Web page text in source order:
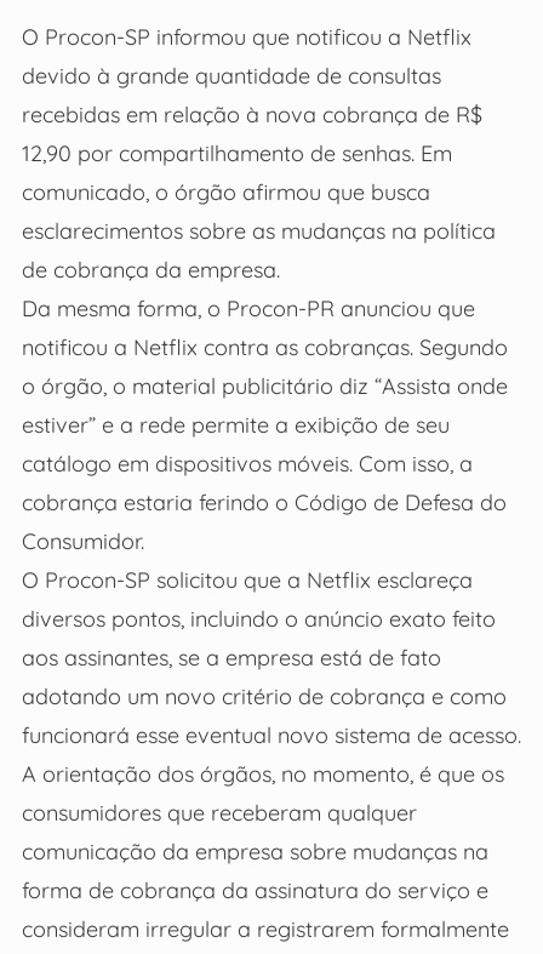
O Procon-SP informou que notificou a Netflix
devido à grande quantidade de consultas
recebidas em relação à nova cobrança de R$
12,90 por compartilhamento de senhas. Em
comunicado, o órgão afirmou que busca
esclarecimentos sobre as mudanças na política
de cobrança da empresa.
Da mesma forma, o Procon-PR anunciou que
notificou a Netflix contra as cobranças. Segundo
o órgão, o material publicitário diz “Assista onde
estiver” e a rede permite a exibição de seu
catálogo em dispositivos móveis. Com isso, a
cobrança estaria ferindo o Código de Defesa do
Consumidor.
O Procon-SP solicitou que a Netflix esclareça
diversos pontos, incluindo o anúncio exato feito
aos assinantes, se a empresa está de fato
adotando um novo critério de cobrança e como
funcionará esse eventual novo sistema de acesso.
A orientação dos órgãos, no momento, é que os
consumidores que receberam qualquer
comunicação da empresa sobre mudanças na
forma de cobrança da assinatura do serviço e
consideram irregular a registrarem formalmente